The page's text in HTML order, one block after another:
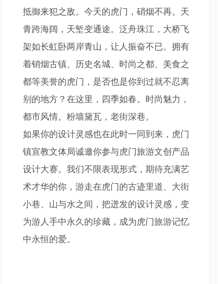
抵御来犯之敌。今天的虎门，硝烟不再。天
青跨海阔，天堑变通途。泛舟珠江，大桥飞
架如长虹卧两岸青山，让人振奋不已。拥有
着销烟古镇、历史名城、时尚之都、美食之
都等美誉的虎门，是否也是你到过就不忍离
别的地方？在这里，四季如春。时尚魅力，
都市风情。粉墙黛瓦，老街深巷。
如果你的设计灵感也在此时一同到来，虎门
镇宣教文体局诚邀你参与虎门旅游文创产品
设计大赛。我们不限表现形式，期待充满艺
术才华的你，游走在虎门的古迹里道、大街
小巷、山与水之间，把迸发的设计灵感，变
为游人手中永久的珍藏，成为虎门旅游记忆
中永恒的爱。